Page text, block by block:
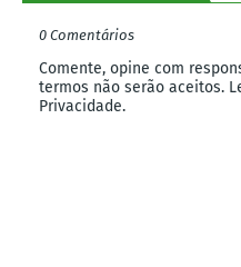
0 Comentários
Comente, opine com
termos não serão aceitos.
Privacidade.